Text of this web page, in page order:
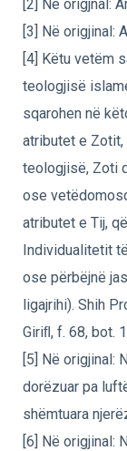
[2] Në origjnal:
[3] Në origjinal:
[4] Këtu vetëm
teologjisë
sqarohen në
atributet e
teologjisë, Zoti
ose
atributet e Tij,
Individualitetit
ose përbëjnë
ligajrihi). Shih
Giriﬂ, f. 68, bot.
[5] Në origjinal:
dorëzuar pa
shëmtuara
[6] Në origjinal: